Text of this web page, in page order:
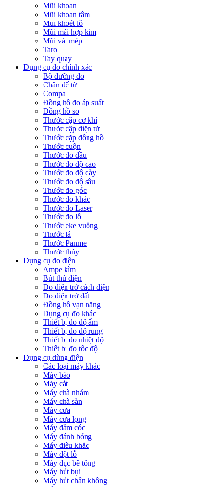
Mũi khoan
Mũi khoan tâm
Mũi khoét lỗ
Mũi mài hợp kim
Mũi vát mép
Taro
Tay quay
Dụng cụ đo chính xác
Bộ dưỡng đo
Chân đế từ
Compa
Đồng hồ đo áp suất
Đồng hồ so
Thước cặp cơ khí
Thước cặp điện tử
Thước cặp đồng hồ
Thước cuộn
Thước đo dầu
Thước đo độ cao
Thước đo độ dày
Thước đo độ sâu
Thước đo góc
Thước đo khác
Thước đo Laser
Thước đo lỗ
Thước eke vuông
Thước lá
Thước Panme
Thước thủy
Dụng cụ đo điện
Ampe kìm
Bút thử điện
Đo điện trở cách điện
Đo điện trở đất
Đồng hồ vạn năng
Dụng cụ đo khác
Thiết bị đo độ ẩm
Thiết bị đo độ rung
Thiết bị đo nhiệt độ
Thiết bị đo tốc độ
Dụng cụ dùng điện
Các loại máy khác
Máy bào
Máy cắt
Máy chà nhám
Máy chà sàn
Máy cưa
Máy cưa lọng
Máy đầm cóc
Máy đánh bóng
Máy điêu khắc
Máy đột lỗ
Máy đục bê tông
Máy hút bụi
Máy hút chân không